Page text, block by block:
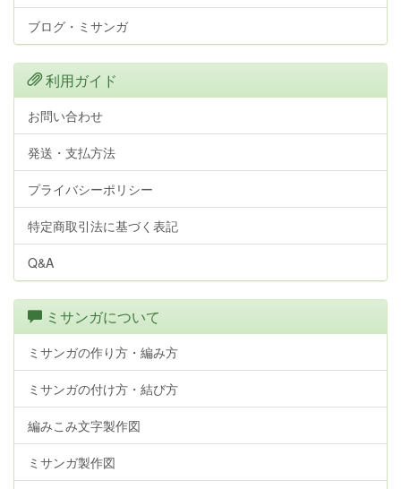
ブログ・ミサンガ
利用ガイド
お問い合わせ
発送・支払方法
プライバシーポリシー
特定商取引法に基づく表記
Q&A
ミサンガについて
ミサンガの作り方・編み方
ミサンガの付け方・結び方
編みこみ文字製作図
ミサンガ製作図